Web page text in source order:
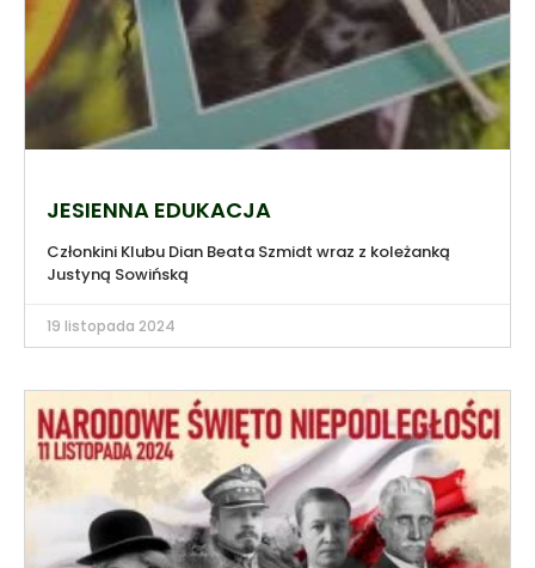
JESIENNA EDUKACJA
Członkini Klubu Dian Beata Szmidt wraz z koleżanką
Justyną Sowińską
19 listopada 2024